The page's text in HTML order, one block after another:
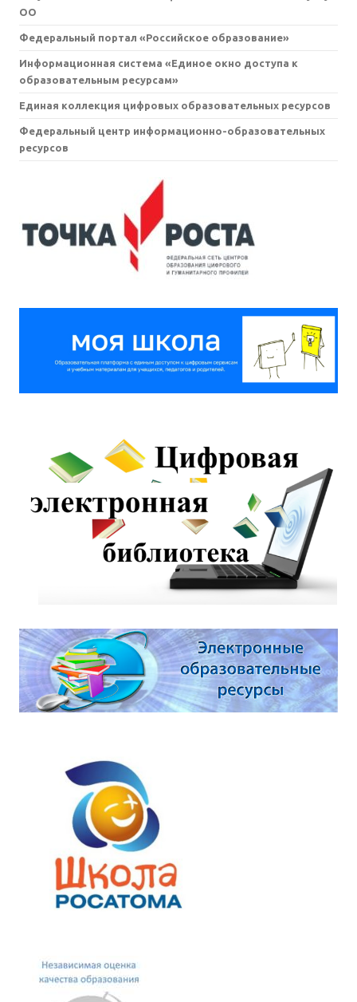
ОО
Федеральный портал «Российское образование»
Информационная система «Единое окно доступа к
образовательным ресурсам»
Единая коллекция цифровых образовательных ресурсов
Федеральный центр информационно-образовательных
ресурсов